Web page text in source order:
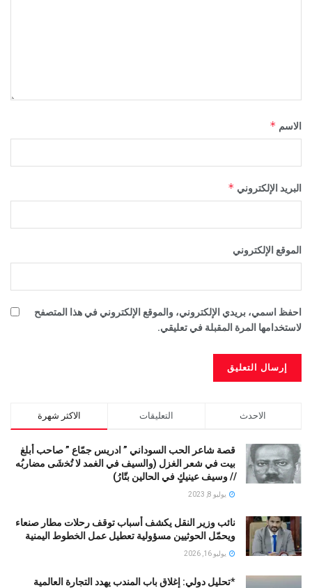
الاسم*
البريد الإلكتروني*
الموقع الإلكتروني
احفظ اسمي، بريدي الإلكتروني، والموقع الإلكتروني في هذا المتصفح
لاستخدامها المرة المقبلة في تعليقي.
الاكثر شهرة التعليقات الاحدث
قصة شاعر الحب السوداني ” ادريس جمّاع ” صاحب أبلغ
بيت في شعر الغزل (وﺍﻟﺴﻴﻒ ﻓﻲ الغمد ﻻ ﺗُﺨشَى مضاربُه
// ﻭﺳﻴﻒ ﻋﻴﻨﻴﻚٍ ﻓﻲ ﺍﻟﺤﺎﻟﻴﻦ ﺑﺘّﺎﺭُ)
يوليو 8, 2023
نائب وزير النقل يكشف أسباب توقف رحلات مطار صنعاء
ويحمّل الحوثيين مسؤولية تعطيل عمل الخطوط اليمنية
يوليو 16, 2026
*تحليل دولي: إغلاق باب المندب يهدد التجارة العالمية